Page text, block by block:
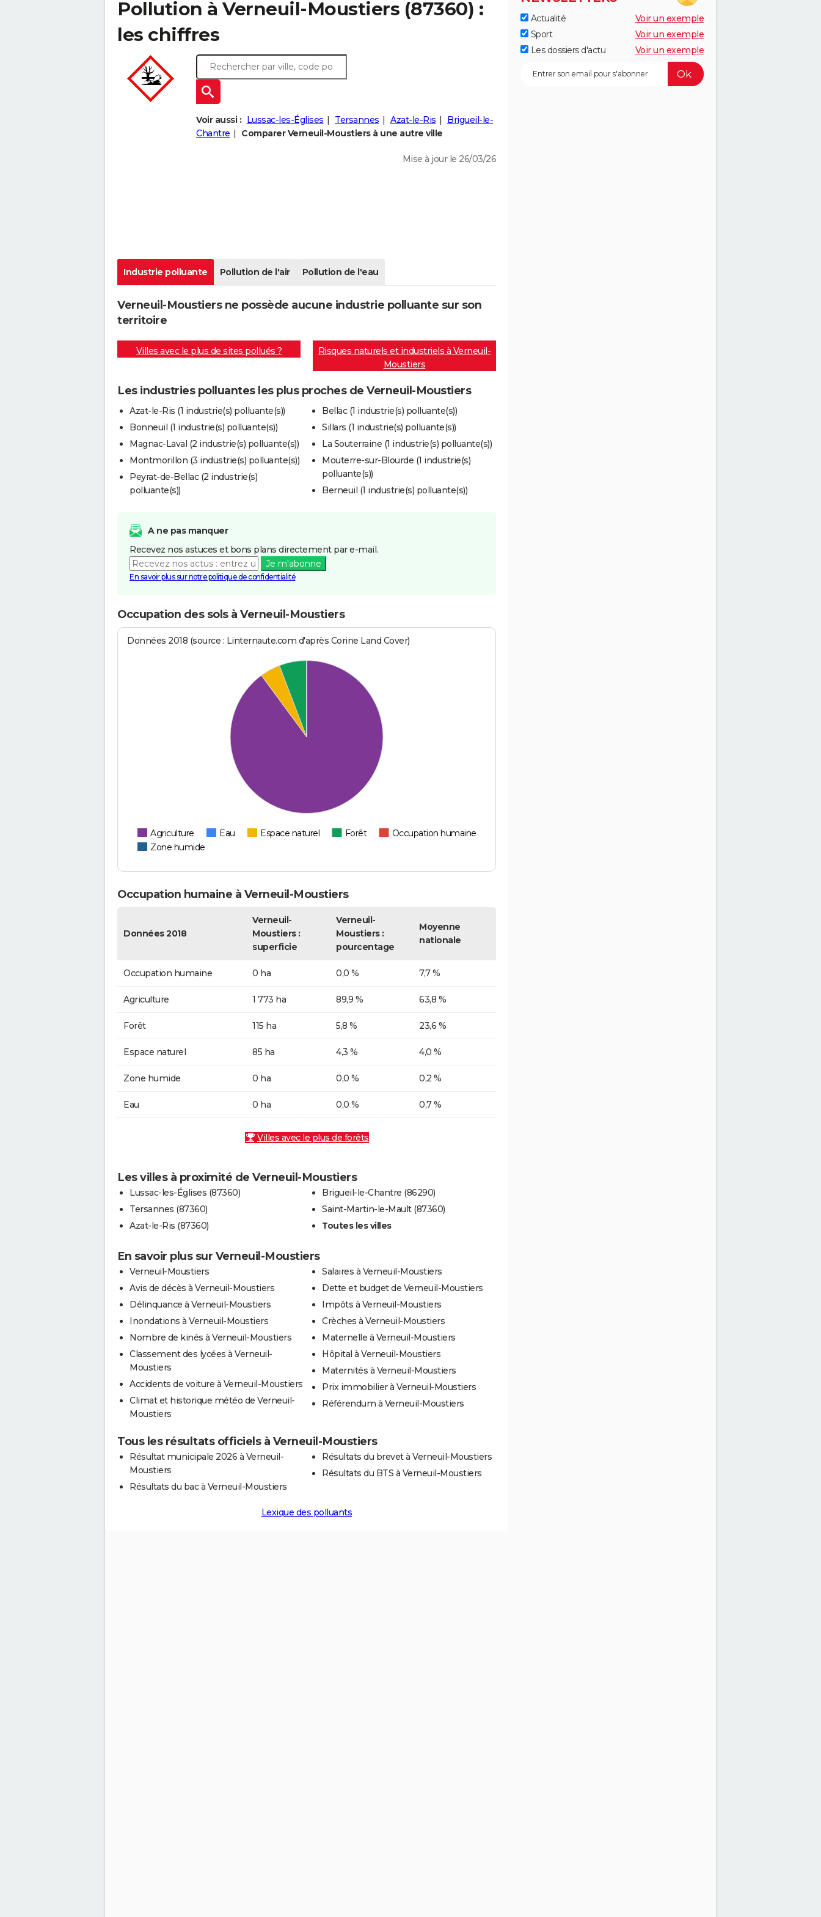
Pollution à Verneuil-Moustiers (87360) :
les chiffres
Voir aussi : Lussac-les-Églises Tersannes Azat-le-Ris
Brigueil-le-
Chantre
Comparer Verneuil-Moustiers à une autre ville
Mise à jour le 26/03/26
Industrie polluante Pollution de l'air Pollution de l'eau
Verneuil-Moustiers ne possède aucune industrie polluante sur son
territoire
Villes avec le plus de sites pollués ?
Risques naturels et industriels à Verneuil-
Moustiers
Les industries polluantes les plus proches de Verneuil-Moustiers
Azat-le-Ris (1 industrie(s) polluante(s))
Bonneuil (1 industrie(s) polluante(s))
Magnac-Laval (2 industrie(s) polluante(s))
Montmorillon (3 industrie(s) polluante(s))
Peyrat-de-Bellac (2 industrie(s)
polluante(s))
Bellac (1 industrie(s) polluante(s))
Sillars (1 industrie(s) polluante(s))
La Souterraine (1 industrie(s) polluante(s))
Mouterre-sur-Blourde (1 industrie(s)
polluante(s))
Berneuil (1 industrie(s) polluante(s))
A ne pas manquer
Recevez nos astuces et bons plans directement par e-mail.
Je m'abonne
En savoir plus sur notre politique de confidentialité
Occupation des sols à Verneuil-Moustiers
Données 2018 (source : Linternaute.com d'après Corine Land Cover)
Agriculture Eau Espace naturel Forêt
Occupation humaine
Zone humide
Occupation humaine à Verneuil-Moustiers
Données 2018
Verneuil-
Moustiers :
superficie
Verneuil-
Moustiers :
pourcentage
Moyenne
nationale
Occupation humaine 0 ha 0,0 % 7,7 %
Agriculture 1 773 ha 89,9 % 63,8 %
Forêt 115 ha 5,8 % 23,6 %
Espace naturel 85 ha 4,3 % 4,0 %
Zone humide 0 ha 0,0 % 0,2 %
Eau 0 ha 0,0 % 0,7 %
Villes avec le plus de forêts
Les villes à proximité de Verneuil-Moustiers
Lussac-les-Églises (87360)
Tersannes (87360)
Azat-le-Ris (87360)
Brigueil-le-Chantre (86290)
Saint-Martin-le-Mault (87360)
Toutes les villes
En savoir plus sur Verneuil-Moustiers
Verneuil-Moustiers
Avis de décès à Verneuil-Moustiers
Délinquance à Verneuil-Moustiers
Inondations à Verneuil-Moustiers
Nombre de kinés à Verneuil-Moustiers
Classement des lycées à Verneuil-
Moustiers
Accidents de voiture à Verneuil-Moustiers
Climat et historique météo de Verneuil-
Moustiers
Salaires à Verneuil-Moustiers
Dette et budget de Verneuil-Moustiers
Impôts à Verneuil-Moustiers
Crèches à Verneuil-Moustiers
Maternelle à Verneuil-Moustiers
Hôpital à Verneuil-Moustiers
Maternités à Verneuil-Moustiers
Prix immobilier à Verneuil-Moustiers
Référendum à Verneuil-Moustiers
Tous les résultats officiels à Verneuil-Moustiers
Résultat municipale 2026 à Verneuil-
Moustiers
Résultats du bac à Verneuil-Moustiers
Résultats du brevet à Verneuil-Moustiers
Résultats du BTS à Verneuil-Moustiers
Lexique des polluants
Actualité
Voir un exemple
Sport
Voir un exemple
Les dossiers d'actu
Voir un exemple